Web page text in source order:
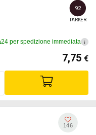
92
PARKER
24 per spedizione immediata i
7,75 €
146